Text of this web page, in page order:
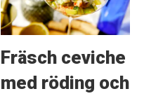
Fräsch ceviche
med röding och